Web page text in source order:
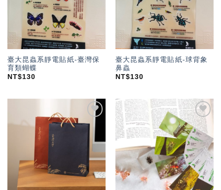
臺大昆蟲系靜電貼紙-臺灣保
育類蝴蝶
NT$130
臺大昆蟲系靜電貼紙-球背象
鼻蟲
NT$130
加入
「願
望輕
單」
加入
「願
望輕
單」